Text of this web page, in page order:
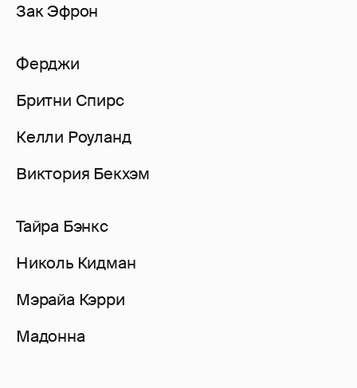
Зак Эфрон
Ферджи
Бритни Спирс
Келли Роуланд
Виктория Бекхэм
Тайра Бэнкс
Николь Кидман
Мэрайа Кэрри
Мадонна